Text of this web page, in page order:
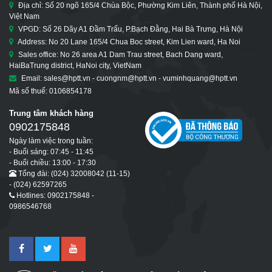
Địa chỉ: Số 20 ngõ 165/4 Chùa Bộc, Phường Kim Liên, Thành phố Hà Nội,
Việt Nam
VPGD: Số 26 Dãy A1 Đầm Trấu, P.Bạch Đằng, Hai Bà Trưng, Hà Nội
Address: No 20 Lane 165/4 Chua Boc street, Kim Lien ward, Ha Noi
Sales office: No 26 area A1 Dam Trau street, Bach Dang ward,
HaiBaTrung district, HaNoi city, VietNam
Email: sales@hptt.vn - cuongnm@hptt.vn - vuminhquang@hptt.vn
Mã số thuế: 0106854178
Trung tâm khách hàng
0902175848
Ngày làm việc trong tuần:
- Buổi sáng: 07:45 - 11:45
- Buổi chiều: 13:00 - 17:30
Tổng đài: (024) 32008042 (11-15)
- (024) 62597265
Hotlines: 0902175848 -
0986546768